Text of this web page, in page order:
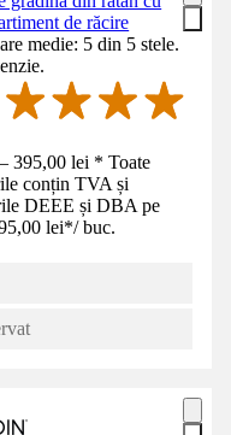
de răcire
medie: 5 din 5 stele.
395,00 lei * Toate
conțin TVA și
DEEE și DBA pe
lei*/ buc.